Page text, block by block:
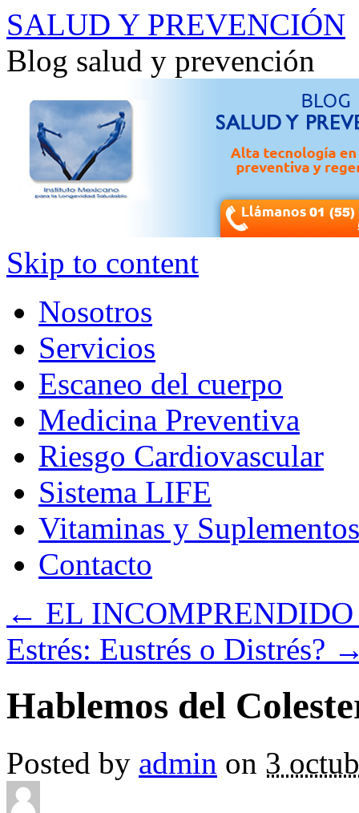
SALUD Y PREVENCIÓN
Blog salud y prevención
Skip to content
Nosotros
Servicios
Escaneo del cuerpo
Medicina Preventiva
Riesgo Cardiovascular
Sistema LIFE
Vitaminas y Suplementos
Contacto
← EL
Estrés: Eustrés o Distrés?
Hablemos del
Posted by admin on 3